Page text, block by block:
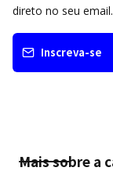
direto no seu email.
Inscreva-se
Mais sobre a